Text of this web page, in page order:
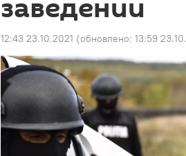
заведении
12:43 23.10.2021 (обновлено: 13:59